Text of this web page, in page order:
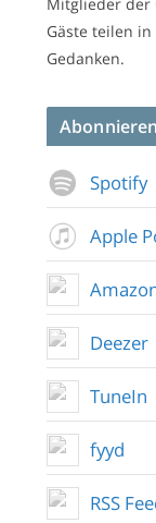
Gäste teilen
Gedanken.
Abonnieren
Spotify
Apple
Deezer
TuneIn
fyyd
RSS